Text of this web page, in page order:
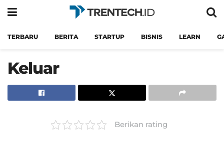
TERBARU BERITA STARTUP BISNIS LEARN
Keluar
Berikan rating